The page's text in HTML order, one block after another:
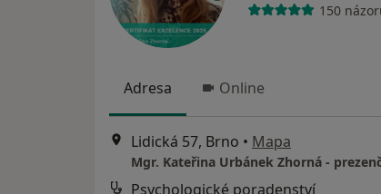
150
Adresa Online
Lidická 57, Brno • Mapa
Mgr. Kateřina Urbánek Zhorná -
Psychologické poradenství